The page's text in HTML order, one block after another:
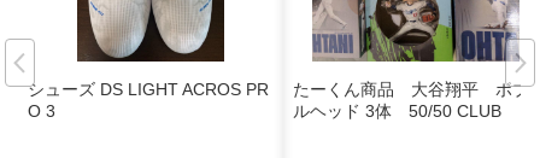
シューズ DS LIGHT ACROS PR
O 3
たーくん商品 大谷翔平 ボブ
ルヘッド 3体 50/50 CLUB